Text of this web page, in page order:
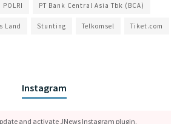
POLRI PT Bank Central Asia Tbk (BCA)
Land Stunting Telkomsel Tiket.com
Instagram
and activate JNews Instagram plugin.